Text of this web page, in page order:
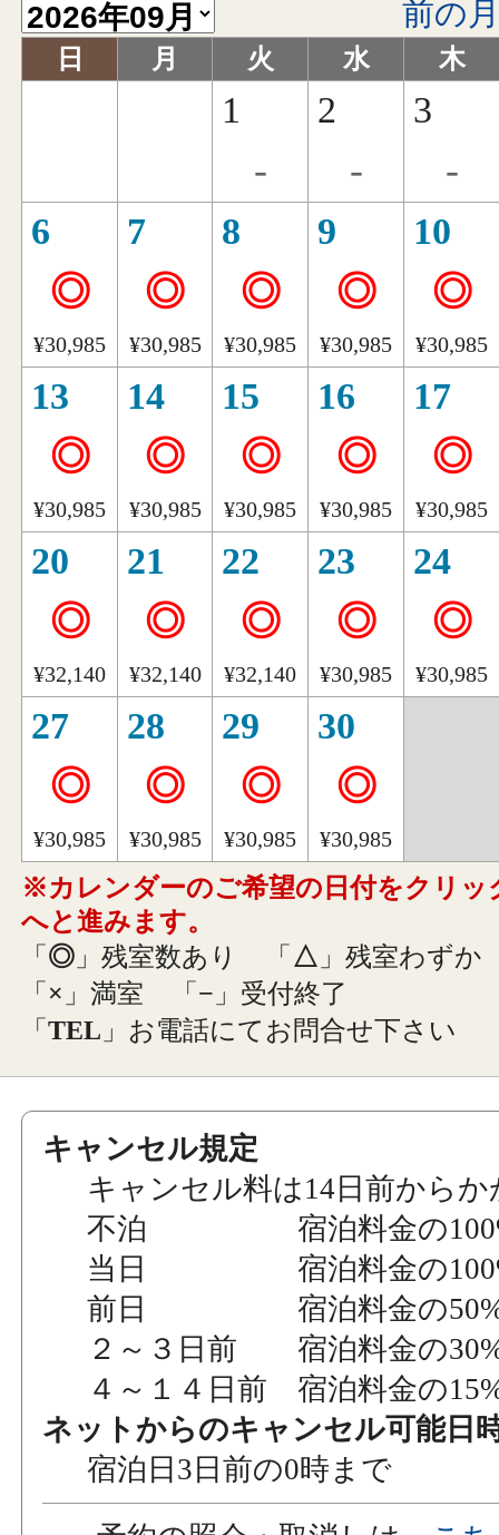
前の
日 月 火 水 木
1
-
2
-
3
-
6
◎
¥30,985
7
◎
¥30,985
8
◎
¥30,985
9
◎
¥30,985
10
◎
¥30,985
13
◎
¥30,985
14
◎
¥30,985
15
◎
¥30,985
16
◎
¥30,985
17
◎
¥30,985
20
◎
¥32,140
21
◎
¥32,140
22
◎
¥32,140
23
◎
¥30,985
24
◎
¥30,985
27
◎
¥30,985
28
◎
¥30,985
29
◎
¥30,985
30
◎
¥30,985
※カレンダーのご希望の日付をクリッ
へと進みます。
「 ◎ 」残室数あり 「 △ 」残室わずか
「 × 」満室 「 − 」受付終了
「TEL 」お電話にてお問合せ下さい
キャンセル規定
キャンセル料は14日前から
不泊 宿泊料金の
当日 宿泊料金の
前日 宿泊料金の
２～３日前 宿泊料金の
４～１４日前 宿泊料金の
ネットからのキャンセル可能日
宿泊日3日前の0時まで